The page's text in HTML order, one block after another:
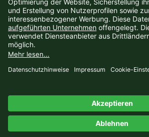
Newsletter-Anmeldung
E-Mail-Adresse:
Vinoterra © 2026 | Template © 2009-2026 bymod
modified eCommerce Shopsoftware ©